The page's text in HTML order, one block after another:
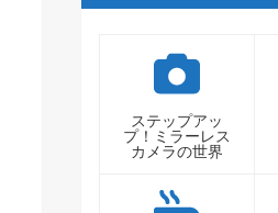
ステップアッ
プ！ミラーレス
カメラの世界